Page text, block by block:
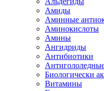
Амиды
Аминные
Аминокислоты
Амины
Ангидриды
Антибиотики
Биологически
Витамины